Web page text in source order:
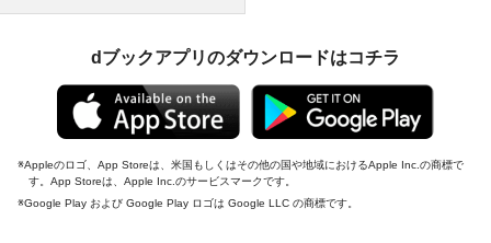
dブックアプリのダウンロードはコチラ
Appleのロゴ、App Storeは、米国もしくはその他の国や地域におけるApple Inc.の商標で
す。App Storeは、Apple Inc.のサービスマークです。
Google Play および Google Play ロゴは Google LLC の商標です。